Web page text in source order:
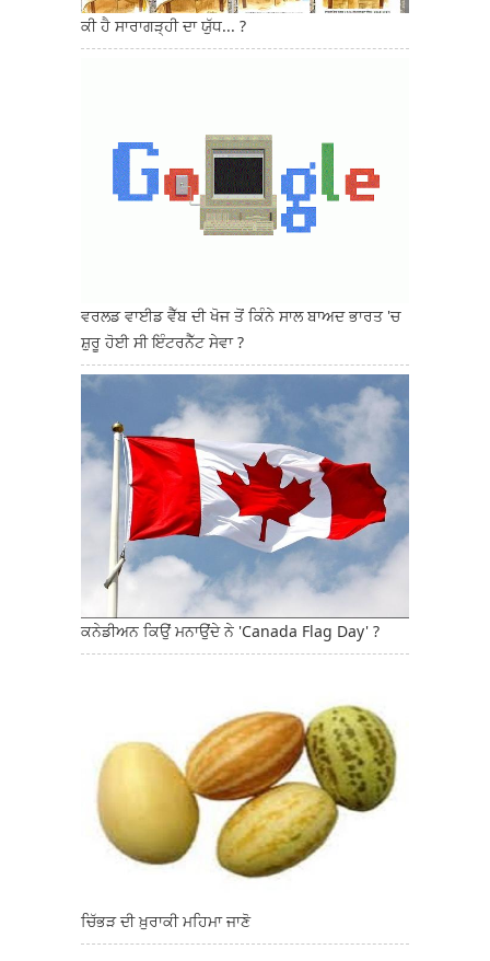
ਕੀ ਹੈ ਸਾਰਾਗੜ੍ਹੀ ਦਾ ਯੁੱਧ... ?
ਵਰਲਡ ਵਾਈਡ ਵੈੱਬ ਦੀ ਖੋਜ ਤੋਂ ਕਿੰਨੇ ਸਾਲ ਬਾਅਦ ਭਾਰਤ 'ਚ
ਸ਼ੁਰੂ ਹੋਈ ਸੀ ਇੰਟਰਨੈੱਟ ਸੇਵਾ ?
ਕਨੇਡੀਅਨ ਕਿਉਂ ਮਨਾਉਂਦੇ ਨੇ 'Canada Flag Day' ?
ਚਿੱਭੜ ਦੀ ਖ਼ੁਰਾਕੀ ਮਹਿਮਾ ਜਾਣੋ